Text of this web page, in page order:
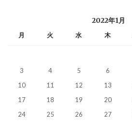
2022年1月
月 火 水 木
3
4 5 6
10
11 12 13
17
18 19 20
24
25 26 27